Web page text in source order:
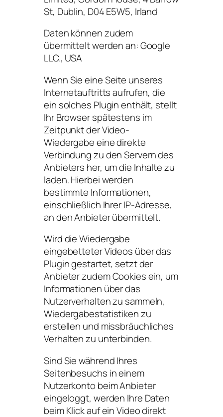
St, Dublin, D04 E5W5, Irland
Daten können zudem
übermittelt werden an: Google
LLC., USA
Wenn Sie eine Seite unseres
Internetauftritts aufrufen, die
ein solches Plugin enthält, stellt
Ihr Browser spätestens im
Zeitpunkt der Video-
Wiedergabe eine direkte
Verbindung zu den Servern des
Anbieters her, um die Inhalte zu
laden. Hierbei werden
bestimmte Informationen,
einschließlich Ihrer IP-Adresse,
an den Anbieter übermittelt.
Wird die Wiedergabe
eingebetteter Videos über das
Plugin gestartet, setzt der
Anbieter zudem Cookies ein, um
Informationen über das
Nutzerverhalten zu sammeln,
Wiedergabestatistiken zu
erstellen und missbräuchliches
Verhalten zu unterbinden.
Sind Sie während Ihres
Seitenbesuchs in einem
Nutzerkonto beim Anbieter
eingeloggt, werden Ihre Daten
beim Klick auf ein Video direkt